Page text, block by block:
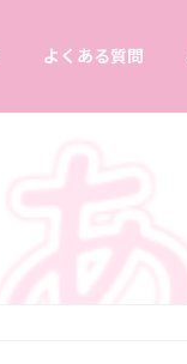
よくある質問